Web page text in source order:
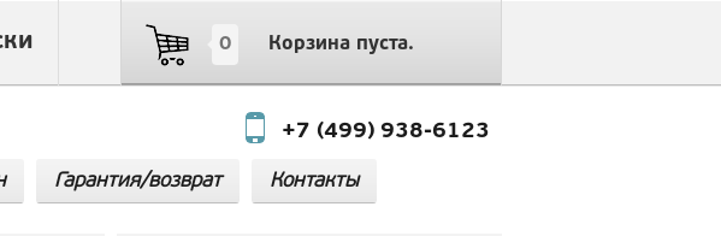
0 Корзина пуста.
+7 (499) 938-6123
Гарантия/возврат Контакты